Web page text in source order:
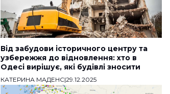
Від забудови історичного центру та
узбережжя до відновлення: хто в
Одесі вирішує, які будівлі зносити
КАТЕРИНА МАДЕНС|29.12.2025